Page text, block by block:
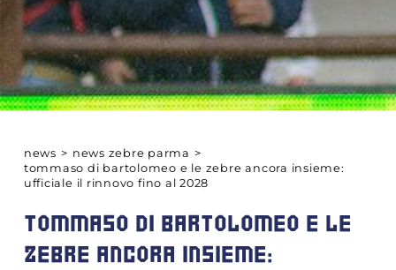
news > news zebre parma >
tommaso di bartolomeo e le zebre ancora insieme:
ufficiale il rinnovo fino al 2028
TOMMASO DI BARTOLOMEO E LE
ZEBRE ANCORA INSIEME: